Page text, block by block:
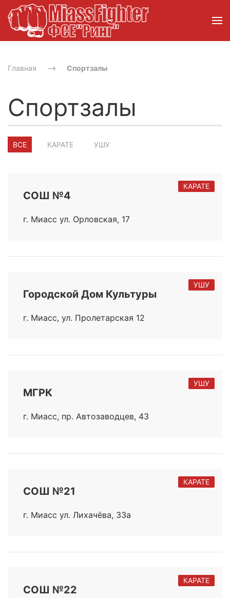
Главная Спортзалы
Спортзалы
ВСЕ КАРАТЕ УШУ
КАРАТЕ
CОШ №4
г. Миасс ул. ​Орловская, 17
УШУ
Городской Дом Культуры
г. Миасс, ул. Пролетарская 12
УШУ
МГРК
г. Миасс, пр. Автозаводцев, 43
КАРАТЕ
СОШ №21
г. Миасс ул. ​​Лихачёва, 33а
КАРАТЕ
СОШ №22